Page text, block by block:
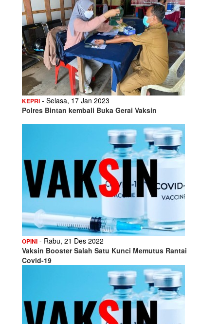
KEPRI - Selasa, 17 Jan 2023
Polres Bintan kembali Buka Gerai Vaksin
OPINI - Rabu, 21 Des 2022
Vaksin Booster Salah Satu Kunci Memutus Rantai
Covid-19